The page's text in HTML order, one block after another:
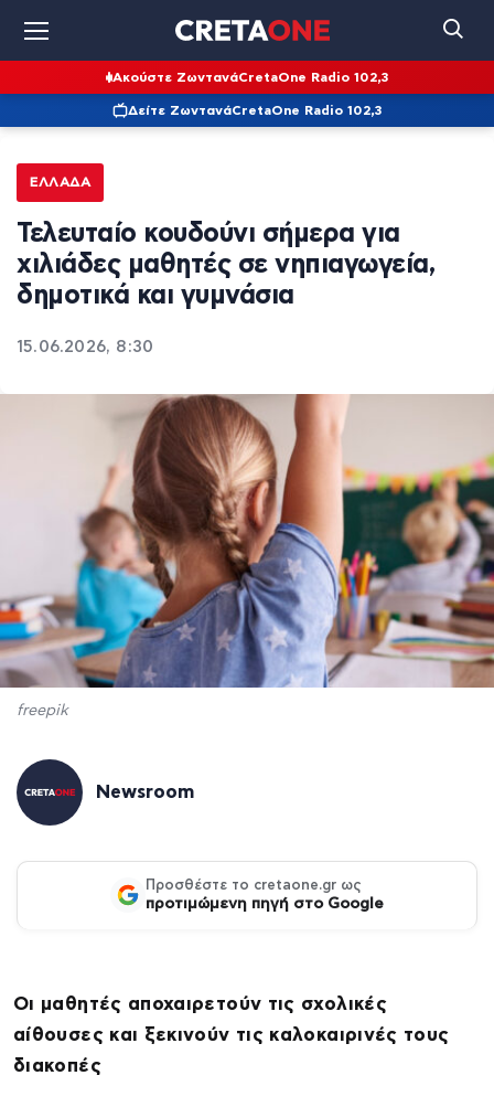
Ακούστε ΖωντανάCretaOne Radio 102,3
Δείτε ΖωντανάCretaOne Radio 102,3
ΕΛΛΆΔΑ
Τελευταίο κουδούνι σήμερα για
χιλιάδες μαθητές σε νηπιαγωγεία,
δημοτικά και γυμνάσια
15.06.2026, 8:30
freepik
Newsroom
Προσθέστε το cretaone.gr ως
προτιμώμενη πηγή στο Google
Οι μαθητές αποχαιρετούν τις σχολικές
αίθουσες και ξεκινούν τις καλοκαιρινές τους
διακοπές